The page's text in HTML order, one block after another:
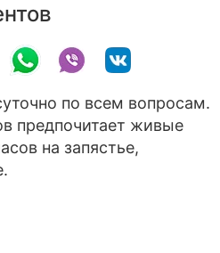
по всем вопросам.
предпочитает живые
на запястье,